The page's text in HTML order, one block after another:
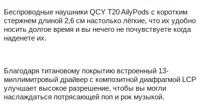
Беспроводные наушники QCY T20 AilyPods с коротким
стержнем длиной 2,6 см настолько лёгкие, что их удобно
носить долгое время и вы нечего не почувствуете когда
наденете их.
Благодаря титановому покрытию встроенный 13-
миллимитровый драйвер с композитной диафрагмой LCP
улучшает высокое разрешение, чтобы вы могли
наслаждаться потрясающей поп и рок музыкой.